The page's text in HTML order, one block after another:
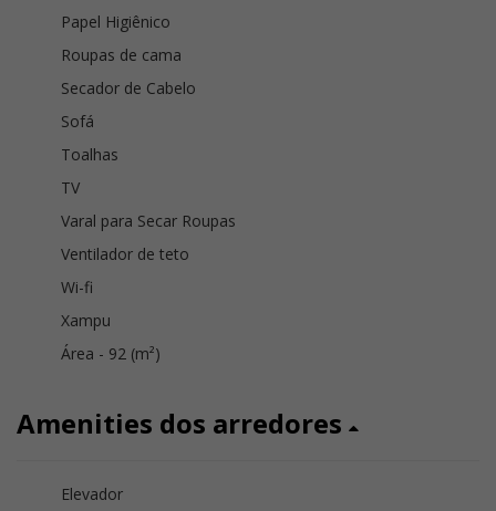
Papel Higiênico
Roupas de cama
Secador de Cabelo
Sofá
Toalhas
TV
Varal para Secar Roupas
Ventilador de teto
Wi-fi
Xampu
Área - 92 (m²)
Amenities dos arredores
Elevador